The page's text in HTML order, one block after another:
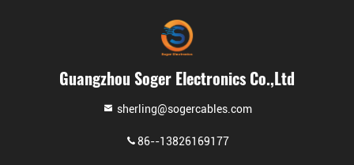
Guangzhou Soger Electronics Co.,Ltd
sherling@sogercables.com
86--13826169177